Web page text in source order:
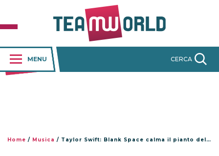
MENU CERCA
Home / Musica / Taylor Swift: Blank Space calma il pianto della piccola Rosie